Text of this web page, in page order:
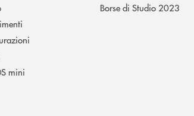
mini
Borse di Studio 2023